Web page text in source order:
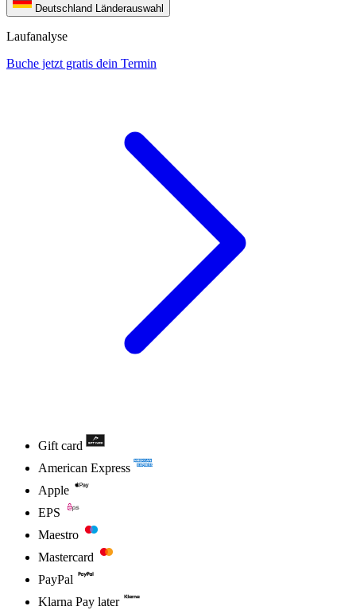
Deutschland Länderauswahl
Laufanalyse
Buche jetzt gratis dein Termin
Gift card
American Express
Apple
EPS
Maestro
Mastercard
PayPal
Klarna Pay later